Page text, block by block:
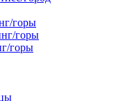
горы
горы
горы